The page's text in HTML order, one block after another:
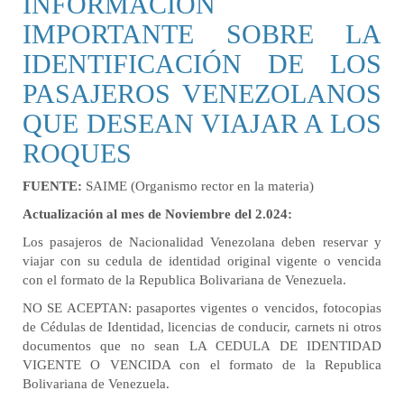
IMPORTANTE SOBRE LA
IDENTIFICACIÓN DE LOS
PASAJEROS VENEZOLANOS
QUE DESEAN VIAJAR A LOS
ROQUES
FUENTE: SAIME (Organismo rector en la materia)
Actualización al mes de Noviembre del 2.024:
Los pasajeros de Nacionalidad Venezolana deben reservar y
viajar con su cedula de identidad original vigente o vencida
con el formato de la Republica Bolivariana de Venezuela.
NO SE ACEPTAN: pasaportes vigentes o vencidos, fotocopias
de Cédulas de Identidad, licencias de conducir, carnets ni otros
documentos que no sean LA CEDULA DE IDENTIDAD
VIGENTE O VENCIDA con el formato de la Republica
Bolivariana de Venezuela.